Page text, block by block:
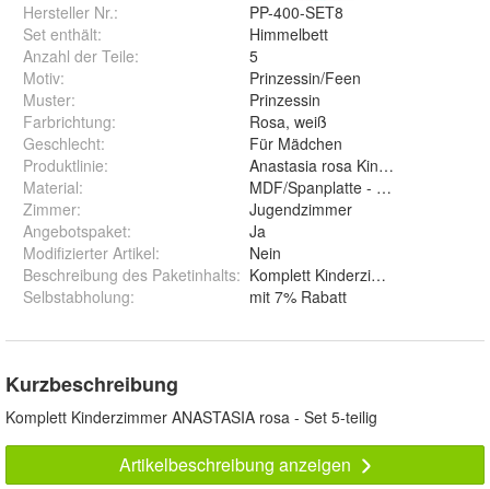
Hersteller Nr.:
PP-400-SET8
Set enthält:
Himmelbett
Anzahl der Teile:
5
Motiv:
Prinzessin/Feen
Muster:
Prinzessin
Farbrichtung:
Rosa, weiß
Geschlecht:
Für Mädchen
Produktlinie:
Anastasia rosa Kinderzimmer
Material:
MDF/Spanplatte - glänzend
Zimmer:
Jugendzimmer
Angebotspaket:
Ja
Modifizierter Artikel:
Nein
Beschreibung des Paketinhalts: Komplett Kinderzimmer
Selbstabholung: mit 7% Rabatt
Kurzbeschreibung
Komplett Kinderzimmer ANASTASIA rosa - Set 5-teilig
Artikelbeschreibung anzeigen